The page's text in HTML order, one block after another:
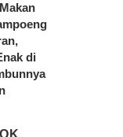
di